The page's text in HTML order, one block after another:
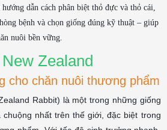
dẫn cách phân biệt thỏ đực và thỏ cái,
bệnh và chọn giống đúng kỹ thuật – giúp
nuôi bền vững.
Zealand
cho chăn nuôi thương phẩm
Rabbit) là một trong những giống
nhất trên thế giới, đặc biệt trong